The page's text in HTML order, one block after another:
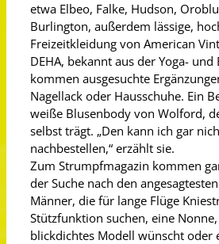
etwa Elbeo, Falke, Hudson,
Burlington, außerdem lässige,
Freizeitkleidung von American
DEHA, bekannt aus der Yoga- und
kommen ausgesuchte
Nagellack oder Hausschuhe. Ein
weiße Blusenbody von Wolford,
selbst trägt. „Den kann ich gar
nachbestellen,“ erzählt sie.
Zum Strumpfmagazin kommen
der Suche nach den
Männer, die für lange Flüge
Stützfunktion suchen, eine
blickdichtes Modell wünscht oder